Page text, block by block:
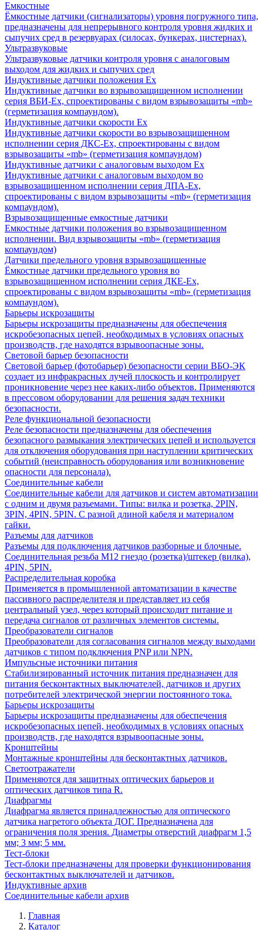
Емкостные
Ёмкостные датчики (сигнализаторы) уровня погружного типа,
предназначены для непрерывного контроля уровня жидких и
сыпучих сред в резервуарах (силосах, бункерах, цистернах).
Ультразвуковые
Ультразвуковые датчики контроля уровня с аналоговым
выходом для жидких и сыпучих сред
Индуктивные датчики положения Ех
Индуктивные датчики во взрывозащищенном исполнении
серия ВБИ-Ех, спроектированы с видом взрывозащиты «mb»
(герметизация компаундом).
Индуктивные датчики скорости Ех
Индуктивные датчики скорости во взрывозащищенном
исполнении серия ДКС-Ех, спроектированы с видом
взрывозащиты «mb» (герметизация компаундом)
Индуктивные датчики с аналоговым выходом Ех
Индуктивные датчики с аналоговым выходом во
взрывозащищенном исполнении серия ДПА-Ех,
спроектированы с видом взрывозащиты «mb» (герметизация
компаундом).
Взрывозащищенные емкостные датчики
Емкостные датчики положения во взрывозащищенном
исполнении. Вид взрывозащиты «mb» (герметизация
компаундом)
Датчики предельного уровня взрывозащищенные
Ёмкостные датчики предельного уровня во
взрывозащищенном исполнении серия ДКЕ-Ех,
спроектированы с видом взрывозащиты «mb» (герметизация
компаундом).
Барьеры искрозащиты
Барьеры искрозащиты предназначены для обеспечения
искробезопасных цепей, необходимых в условиях опасных
производств, где находятся взрывоопасные зоны.
Световой барьер безопасности
Световой барьер (фотобарьер) безопасности серии ВБО-ЭК
создает из инфракрасных лучей плоскость и контролирует
проникновение через нее каких-либо объектов. Применяются
в прессовом оборудовании для решения задач техники
безопасности.
Реле функциональной безопасности
Реле безопасности предназначены для обеспечения
безопасного размыкания электрических цепей и используется
для отключения оборудования при наступлении критических
событий (неисправность оборудования или возникновение
опасности для персонала).
Соединительные кабели
Соединительные кабели для датчиков и систем автоматизации
с одним и двумя разъемами. Типы: вилка и розетка, 2PIN,
3PIN, 4PIN, 5PIN. С разной длиной кабеля и материалом
гайки.
Разъемы для датчиков
Разъемы для подключения датчиков разборные и блочные.
Соединительная резьба М12 гнездо (розетка)/штекер (вилка),
4PIN, 5PIN.
Распределительная коробка
Применяется в промышленной автоматизации в качестве
пассивного распределителя и представляет из себя
центральный узел, через который происходит питание и
передача сигналов от различных элементов системы.
Преобразователи сигналов
Преобразователи для согласования сигналов между выходами
датчиков с типом подключения PNP или NPN.
Импульсные источники питания
Стабилизированный источник питания предназначен для
питания бесконтактных выключателей, датчиков и других
потребителей электрической энергии постоянного тока.
Барьеры искрозащиты
Барьеры искрозащиты предназначены для обеспечения
искробезопасных цепей, необходимых в условиях опасных
производств, где находятся взрывоопасные зоны.
Кронштейны
Монтажные кронштейны для бесконтактных датчиков.
Светоотражатели
Применяются для защитных оптических барьеров и
оптических датчиков типа R.
Диафрагмы
Диафрагма является принадлежностью для оптического
датчика нагретого объекта ДОГ. Предназначена для
ограничения поля зрения. Диаметры отверстий диафрагм 1,5
мм; 3 мм; 5 мм.
Тест-блоки
Тест-блоки предназначены для проверки функционирования
бесконтактных выключателей и датчиков.
Индуктивные архив
Соединительные кабели архив
Главная
Каталог